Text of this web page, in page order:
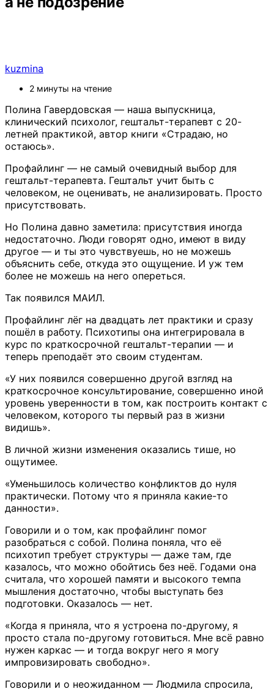
kuzmina
2 минуты на чтение
Полина Гавердовская — наша выпускница,
клинический психолог, гештальт-терапевт с 20-
летней практикой, автор книги «Страдаю, но
остаюсь».
Профайлинг — не самый очевидный выбор для
гештальт-терапевта. Гештальт учит быть с
человеком, не оценивать, не анализировать. Просто
присутствовать.
Но Полина давно заметила: присутствия иногда
недостаточно. Люди говорят одно, имеют в виду
другое — и ты это чувствуешь, но не можешь
объяснить себе, откуда это ощущение. И уж тем
более не можешь на него опереться.
Так появился МАИЛ.
Профайлинг лёг на двадцать лет практики и сразу
пошёл в работу. Психотипы она интегрировала в
курс по краткосрочной гештальт-терапии — и
теперь преподаёт это своим студентам.
«У них появился совершенно другой взгляд на
краткосрочное консультирование, совершенно иной
уровень уверенности в том, как построить контакт с
человеком, которого ты первый раз в жизни
видишь».
В личной жизни изменения оказались тише, но
ощутимее.
«Уменьшилось количество конфликтов до нуля
практически. Потому что я приняла какие-то
данности».
Говорили и о том, как профайлинг помог
разобраться с собой. Полина поняла, что её
психотип требует структуры — даже там, где
казалось, что можно обойтись без неё. Годами она
считала, что хорошей памяти и высокого темпа
мышления достаточно, чтобы выступать без
подготовки. Оказалось — нет.
«Когда я приняла, что я устроена по-другому, я
просто стала по-другому готовиться. Мне всё равно
нужен каркас — и тогда вокруг него я могу
импровизировать свободно».
Говорили и о неожиданном — Людмила спросила,